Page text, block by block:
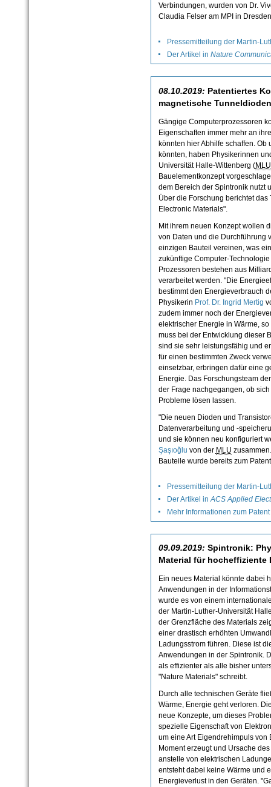
Verbindungen, wurden von Dr.
Claudia Felser am MPI in
Pressemitteilung der Martin-
Der Artikel inNature
08.10.2019: Patentiertes
magnetische
Gängige Computerprozessoren
Eigenschaften immer mehr an
könnten hier Abhilfe schaffen.
könnten, haben Physikerinnen
Universität Halle-Wittenberg (MLU
Bauelementkonzept
dem Bereich der Spintronik nutzt
Über die Forschung berichtet
Electronic Materials".
Mit ihrem neuen Konzept wollen
von Daten und die Durchführung
einzigen Bauteil vereinen, was
zukünftige Computer-
Prozessoren bestehen aus
verarbeitet werden. "Die
bestimmt den Energieverbrauch
Physikerin Prof. Dr. Ingrid Mertig
zudem immer noch der
elektrischer Energie in Wärme,
muss bei der Entwicklung dieser
sind sie sehr leistungsfähig und
für einen bestimmten Zweck
einsetzbar, erbringen dafür eine
Energie. Das Forschungsteam
der Frage nachgegangen, ob
Probleme lösen lassen.
"Die neuen Dioden und
Datenverarbeitung und -
und sie können neu konfiguriert
Şaşıoğlu von der MLU
Bauteile wurde bereits zum
Pressemitteilung der Martin-
Der Artikel inACS Applied
Mehr Informationen zum
09.09.2019: Spintronik:
Material für hocheffiziente
Ein neues Material könnte dabei
Anwendungen in der
wurde es von einem
der Martin-Luther-Universität
der Grenzfläche des Materials
einer drastisch erhöhten
Ladungsstrom führen. Diese ist
Anwendungen in der Spintronik.
als effizienter als alle bisher
"Nature Materials" schreibt.
Durch alle technischen Geräte
Wärme, Energie geht verloren.
neue Konzepte, um dieses
spezielle Eigenschaft von
um eine Art Eigendrehimpuls
Moment erzeugt und Ursache
anstelle von elektrischen
entsteht dabei keine Wärme und
Energieverlust in den Geräten.